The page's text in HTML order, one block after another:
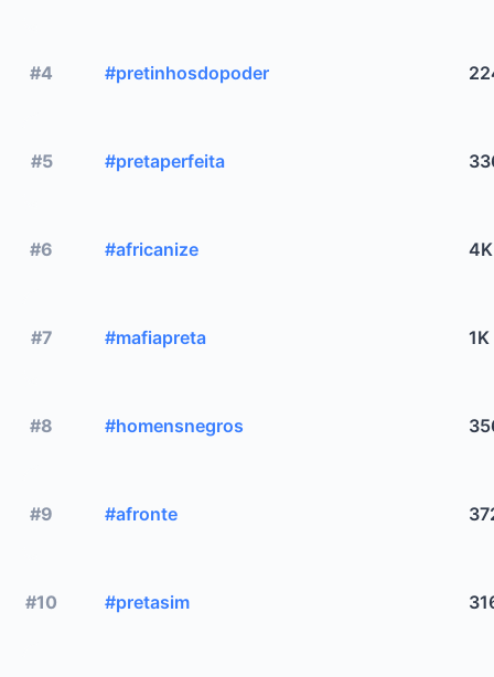
#4 #pretinhosdopoder
#5 #pretaperfeita
#6 #africanize 4K
#7 #mafiapreta 1K
#8 #homensnegros
#9 #afronte
#10 #pretasim